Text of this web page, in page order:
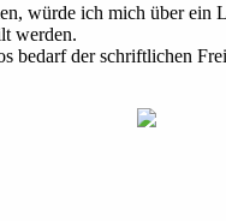
würde ich mich über ein
werden.
bedarf der schriftlichen